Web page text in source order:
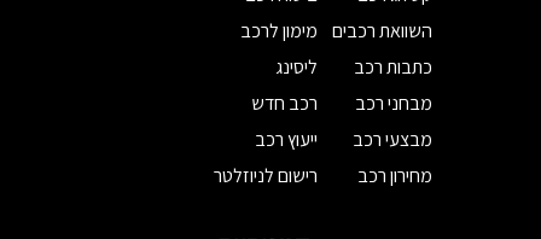
השוואת רכבים
כתבות רכב
מבחני רכב
מבצעי רכב
מחירון רכב
מימון לרכב
ליסינג
רכב חדש
ייעוץ רכב
רישום לניוזלטר